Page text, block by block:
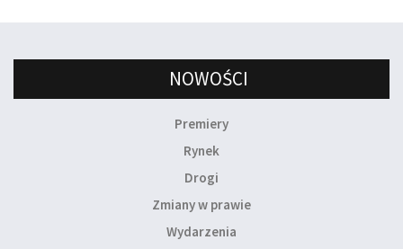
NOWOŚCI
Premiery
Rynek
Drogi
Zmiany w prawie
Wydarzenia